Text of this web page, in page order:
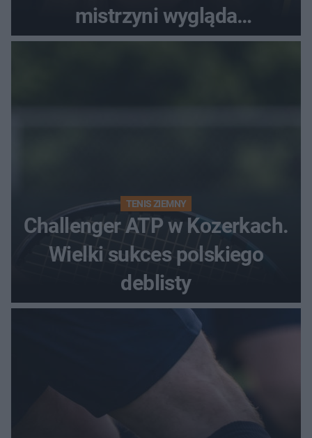
mistrzyni wygląda
zjawiskowo
TENIS ZIEMNY
Challenger ATP w Kozerkach.
Wielki sukces polskiego
deblisty